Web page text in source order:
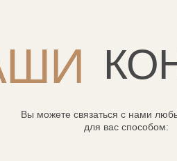
Вы можете связаться с нами
для вас способом: